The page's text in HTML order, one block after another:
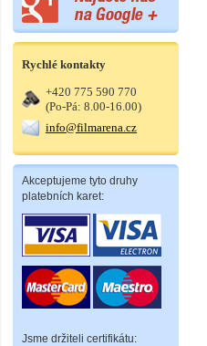
Rychlé kontakty
+420 775 590 770
(Po-Pá: 8.00-16.00)
info@filmarena.cz
Akceptujeme tyto druhy
platebních karet:
Jsme držiteli certifikátu: